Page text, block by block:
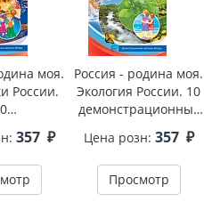
моя.
России.
А4 с
ПАПКЕ
357 ₽
Россия - родина моя.
Экология России. 10
демонстрационных
беседами В ПАПКЕ
(2025)
Цена розн: 357 ₽
Просмотр